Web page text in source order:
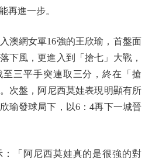
再進一步。
網女單16強的王欣瑜，首盤面
下風，更進入到「搶七」大戰，
三平手突連取三分，終在「搶
次盤，阿尼西莫娃表現明顯有所
瑜發球局下，以6：4再下一城晉
「阿尼西莫娃真的是很強的對